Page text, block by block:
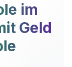
im
Geld